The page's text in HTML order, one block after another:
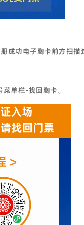
成功电子胸卡前方扫描
菜单栏-找回胸卡。